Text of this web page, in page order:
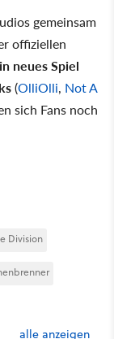
gemeinsam
offiziellen
neues Spiel
(OlliOlli, Not A
sich Fans noch
Division
alle anzeigen